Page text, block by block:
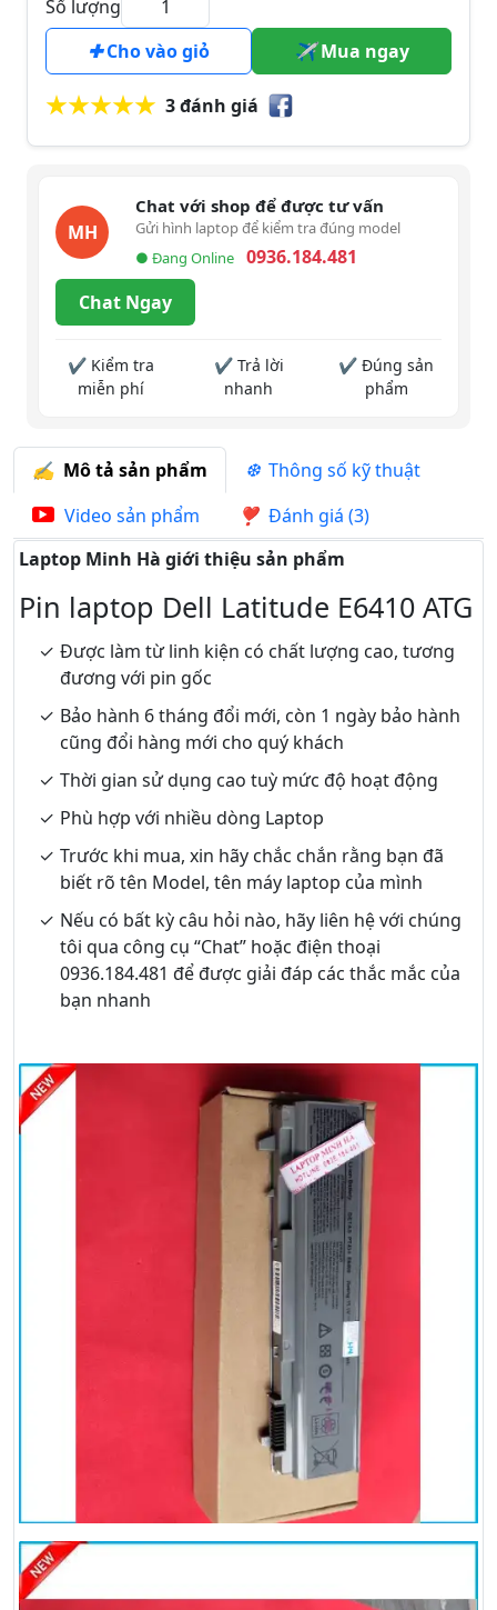
Số lượng
Cho vào giỏ
Mua ngay
3 đánh giá
MH
Chat với shop để được tư vấn
Gửi hình laptop để kiểm tra đúng model
● Đang Online
0936.184.481
Chat Ngay
✔ Kiểm tra
miễn phí
✔ Trả lời
nhanh
✔ Đúng sản
phẩm
Mô tả sản phẩm
Thông số kỹ thuật
Video sản phẩm
Đánh giá (3)
Laptop Minh Hà giới thiệu sản phẩm
Pin laptop Dell Latitude E6410 ATG
Được làm từ linh kiện có chất lượng cao, tương
đương với pin gốc
Bảo hành 6 tháng đổi mới, còn 1 ngày bảo hành
cũng đổi hàng mới cho quý khách
Thời gian sử dụng cao tuỳ mức độ hoạt động
Phù hợp với nhiều dòng Laptop
Trước khi mua, xin hãy chắc chắn rằng bạn đã
biết rõ tên Model, tên máy laptop của mình
Nếu có bất kỳ câu hỏi nào, hãy liên hệ với chúng
tôi qua công cụ “Chat” hoặc điện thoại
0936.184.481 để được giải đáp các thắc mắc của
bạn nhanh